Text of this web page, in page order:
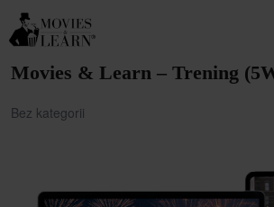
Movies & Learn – Trening
Bez kategorii